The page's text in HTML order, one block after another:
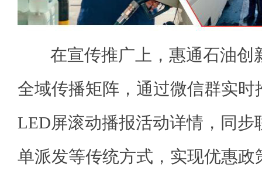
在宣传推广上，惠通石油创
全域传播矩阵，通过微信群实时
LED屏滚动播报活动详情，同步
单派发等传统方式，实现优惠政